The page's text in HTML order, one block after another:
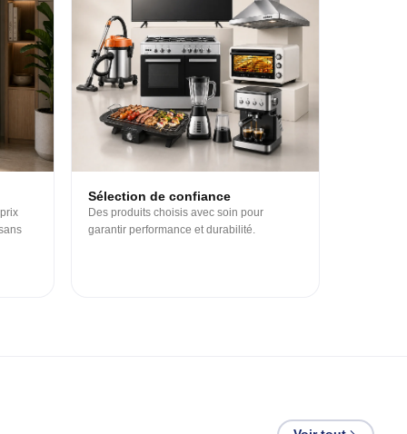
Sélection de confiance
Des produits choisis avec soin pour
garantir performance et durabilité.